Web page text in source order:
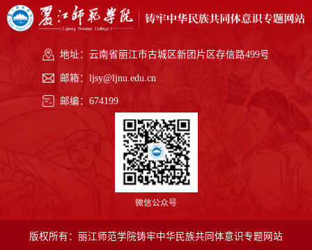
地址：云南省丽江市古城区新团片区存信路499号
邮箱：ljsy@ljnu.edu.cn
邮编：674199
微信公众号
版权所有：丽江师范学院铸牢中华民族共同体意识专题网站